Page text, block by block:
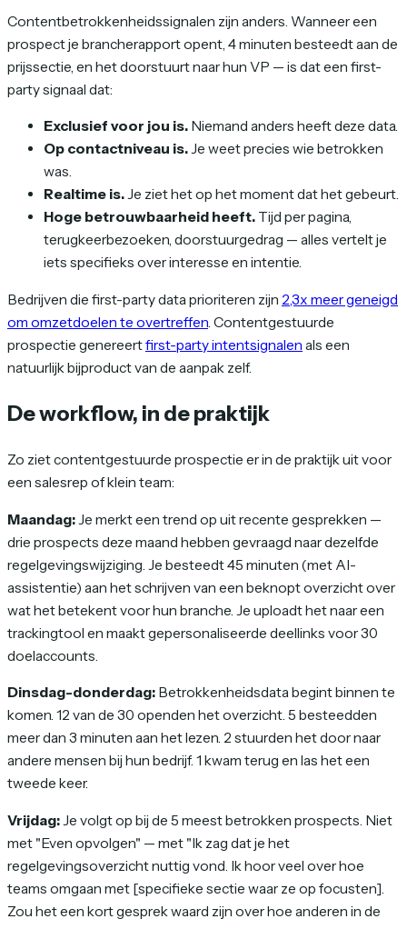
Contentbetrokkenheidssignalen zijn anders. Wanneer een
prospect je brancherapport opent, 4 minuten besteedt aan de
prijssectie, en het doorstuurt naar hun VP — is dat een first-
party signaal dat:
Exclusief voor jou is. Niemand anders heeft deze data.
Op contactniveau is.Je weet precies wie betrokken
was.
Realtime is.Je ziet het op het moment dat het gebeurt.
Hoge betrouwbaarheid heeft. Tijd per pagina,
terugkeerbezoeken, doorstuurgedrag — alles vertelt je
iets specifieks over interesse en intentie.
Bedrijven die first-party data prioriteren zijn 2,3x meer geneigd
om omzetdoelen te overtreffen . Contentgestuurde
prospectie genereertfirst-party intentsignalen als een
natuurlijk bijproduct van de aanpak zelf.
De workflow, in de praktijk
Zo ziet contentgestuurde prospectie er in de praktijk uit voor
een salesrep of klein team:
Maandag: Je merkt een trend op uit recente gesprekken —
drie prospects deze maand hebben gevraagd naar dezelfde
regelgevingswijziging. Je besteedt 45 minuten (met AI-
assistentie) aan het schrijven van een beknopt overzicht over
wat het betekent voor hun branche. Je uploadt het naar een
trackingtool en maakt gepersonaliseerde deellinks voor 30
doelaccounts.
Dinsdag-donderdag: Betrokkenheidsdata begint binnen te
komen. 12 van de 30 openden het overzicht. 5 besteedden
meer dan 3 minuten aan het lezen. 2 stuurden het door naar
andere mensen bij hun bedrijf. 1 kwam terug en las het een
tweede keer.
Vrijdag: Je volgt op bij de 5 meest betrokken prospects. Niet
met "Even opvolgen" — met "Ik zag dat je het
regelgevingsoverzicht nuttig vond. Ik hoor veel over hoe
teams omgaan met [specifieke sectie waar ze op focusten].
Zou het een kort gesprek waard zijn over hoe anderen in de